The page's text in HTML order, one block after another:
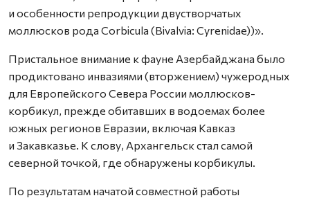
и особенности репродукции двустворчатых
моллюсков рода Corbicula (Bivalvia: Cyrenidae))».
Пристальное внимание к фауне Азербайджана было
продиктовано инвазиями (вторжением) чужеродных
для Европейского Севера России моллюсков-
корбикул, прежде обитавших в водоемах более
южных регионов Евразии, включая Кавказ
и Закавказье. К слову, Архангельск стал самой
северной точкой, где обнаружены корбикулы.
По результатам начатой совместной работы